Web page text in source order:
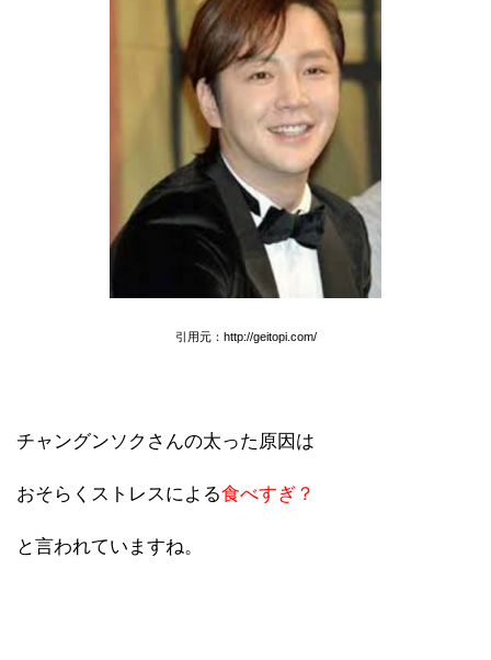
引用元：http://geitopi.com/
チャングンソクさんの太った原因は
おそらくストレスによる食べすぎ？
と言われていますね。